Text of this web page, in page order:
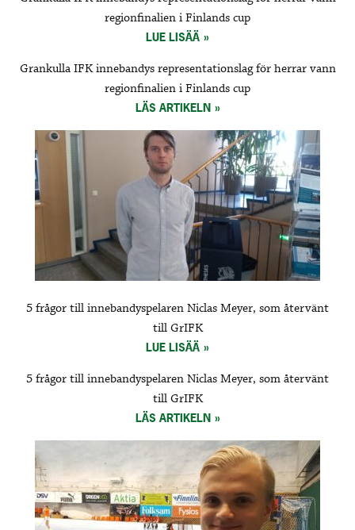
MAINOSTAJILLE
ANNONSÖRER
regionfinalien i Finlands cup
LUE LISÄÄ
Grankulla IFK innebandys representationslag för herrar vann
regionfinalien i Finlands cup
LÄS ARTIKELN
5 frågor till innebandyspelaren Niclas Meyer, som återvänt
till GrIFK
LUE LISÄÄ
5 frågor till innebandyspelaren Niclas Meyer, som återvänt
till GrIFK
LÄS ARTIKELN